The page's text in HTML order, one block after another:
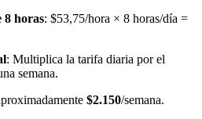
8 horas: $53,75/hora × 8 horas/día =
: Multiplica la tarifa diaria por el
semana.
$2.150/semana.